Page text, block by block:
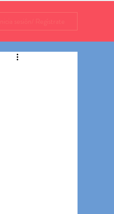
Inicia sesión/ Regístrate